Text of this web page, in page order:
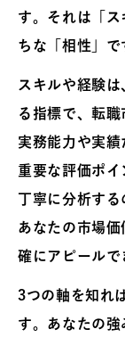
す。それは「
ちな「相性」で
スキルや経験
る指標で、転職
実務能力や実
重要な評価ポ
丁寧に分析する
あなたの市場
確にアピールで
3つの軸を知れ
す。あなたの強